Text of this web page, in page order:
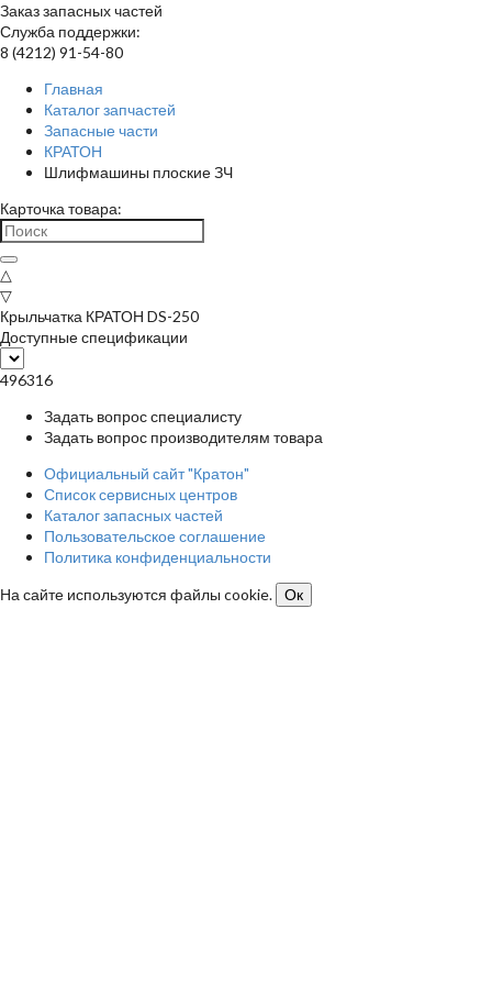
Заказ запасных частей
Служба поддержки:
8 (4212) 91-54-80
Главная
Каталог запчастей
Запасные части
КРАТОН
Шлифмашины плоские ЗЧ
Карточка товара:
△
▽
Крыльчатка КРАТОН DS-250
Доступные спецификации
496316
Задать вопрос специалисту
Задать вопрос производителям товара
Официальный сайт "Кратон"
Список сервисных центров
Каталог запасных частей
Пользовательское соглашение
Политика конфиденциальности
На сайте используются файлы cookie.
Ок